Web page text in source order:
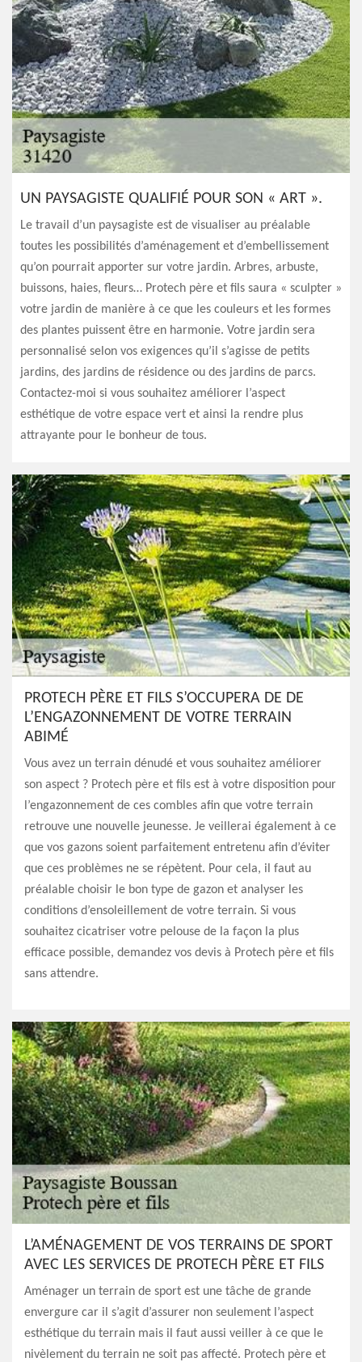
UN PAYSAGISTE QUALIFIÉ POUR SON « ART ».
Le travail d’un paysagiste est de visualiser au préalable
toutes les possibilités d’aménagement et d’embellissement
qu’on pourrait apporter sur votre jardin. Arbres, arbuste,
buissons, haies, fleurs… Protech père et fils saura « sculpter »
votre jardin de manière à ce que les couleurs et les formes
des plantes puissent être en harmonie. Votre jardin sera
personnalisé selon vos exigences qu’il s’agisse de petits
jardins, des jardins de résidence ou des jardins de parcs.
Contactez-moi si vous souhaitez améliorer l’aspect
esthétique de votre espace vert et ainsi la rendre plus
attrayante pour le bonheur de tous.
PROTECH PÈRE ET FILS S’OCCUPERA DE DE
L’ENGAZONNEMENT DE VOTRE TERRAIN
ABIMÉ
Vous avez un terrain dénudé et vous souhaitez améliorer
son aspect ? Protech père et fils est à votre disposition pour
l’engazonnement de ces combles afin que votre terrain
retrouve une nouvelle jeunesse. Je veillerai également à ce
que vos gazons soient parfaitement entretenu afin d’éviter
que ces problèmes ne se répètent. Pour cela, il faut au
préalable choisir le bon type de gazon et analyser les
conditions d’ensoleillement de votre terrain. Si vous
souhaitez cicatriser votre pelouse de la façon la plus
efficace possible, demandez vos devis à Protech père et fils
sans attendre.
L’AMÉNAGEMENT DE VOS TERRAINS DE SPORT
AVEC LES SERVICES DE PROTECH PÈRE ET FILS
Aménager un terrain de sport est une tâche de grande
envergure car il s’agit d’assurer non seulement l’aspect
esthétique du terrain mais il faut aussi veiller à ce que le
nivèlement du terrain ne soit pas affecté. Protech père et